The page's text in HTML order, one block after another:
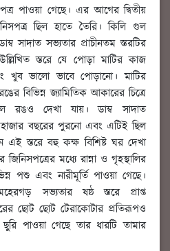
পাওয়া গেছে। এর আগের দ্বিতীয়
ছিল হাতে তৈরি। কিলি গুল
সাদাত সভ্যতার প্রাচীনতম স্তরটির
স্তরে যে পোড়া মাটির কাজ
খুব ভালো ভাবে পোড়ানো। মাটির
বিভিন্ন জ্যামিতিক আকারের চিত্রে
রঙও দেখা যায়। ডাম্ব সাদাত
হাজার বছরের পুরনো এবং এটিই ছিল
এই স্তরে বহু কক্ষ বিশিষ্ট ঘর দেখা
জিনিসপত্রের মধ্যে রান্না ও গৃহস্থালির
পশু এবং নারীমূর্তি পাওয়া গেছে।
সভ্যতার ষষ্ঠ স্তরে প্রাপ্ত
ছোট ছোট টেরাকোটার প্রতিরূপও
পাওয়া গেছে তার ধারটি তামার